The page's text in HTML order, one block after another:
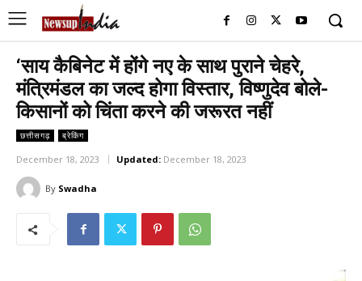
‘साय कैबिनेट में होंगे नए के साथ पुराने चेहरे,
मंत्रिमंडल का जल्द होगा विस्तार, विष्णुदेव बोले-
किसानों को चिंता करने की जरूरत नहीं
छत्तीसगढ़ ब्रेकिंग
December 18, 2023 Updated: December 18, 2023
By Swadha